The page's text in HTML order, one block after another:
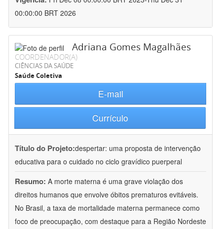
00:00:00 BRT 2026
Adriana Gomes Magalhães
COORDENADOR(A)
CIÊNCIAS DA SAÚDE
Saúde Coletiva
E-mail
Currículo
Título do Projeto:despertar: uma proposta de intervenção
educativa para o cuidado no ciclo gravídico puerperal
Resumo: A morte materna é uma grave violação dos
direitos humanos que envolve óbitos prematuros evitáveis.
No Brasil, a taxa de mortalidade materna permanece como
foco de preocupação, com destaque para a Região Nordeste